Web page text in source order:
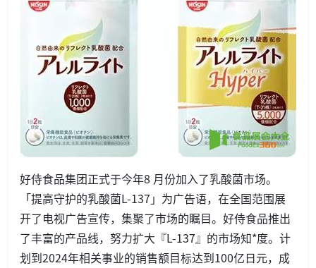
好侍食品集团正式于今年8 月份加入了乳酸菌市场。
「提高守护的乳酸菌L-137」为广告语，在全国范围展
开了电视广告宣传，集聚了市场的瞩目。好侍食品推出
了丰富的产品线，努力扩大『L-137』的市场知*度。计
划到2024年相关事业的销售额目标达到100亿日元，成